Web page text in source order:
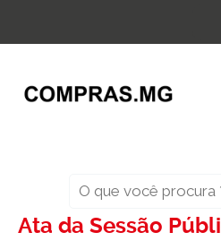
Pesquisar
Ata da Sessão